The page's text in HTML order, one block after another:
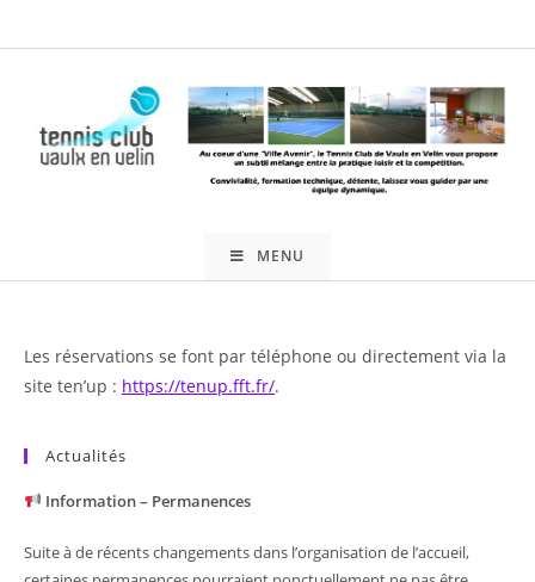
to
MENU
Les réservations se font par téléphone ou directement via la
site ten’up : https://tenup.fft.fr/.
Actualités
Information – Permanences
Suite à de récents changements dans l’organisation de l’accueil,